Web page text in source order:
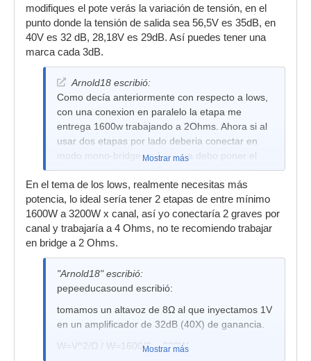
modifiques el pote verás la variación de tensión, en el
punto donde la tensión de salida sea 56,5V es 35dB, en
40V es 32 dB, 28,18V es 29dB. Así puedes tener una
marca cada 3dB.
Arnold18 escribió:
Como decía anteriormente con respecto a lows,
con una conexion en paralelo la etapa me
entrega 1600w trabajando a 2Ohms. Ahora si al
usar dos etapas por lado deberia conectar en
modo mono-bridge en la etapa debo poner el
switch en modo-bridge? pero cuanta seria su
potencia continua si trabajan a 2Ohms? ya que
QSC al no cumplir con la FTC a con 2Ohm, no lo
indica...
Pues en otro foro se meciona
Mostrar más
En el tema de los lows, realmente necesitas más
potencia, lo ideal sería tener 2 etapas de entre mínimo
1600W a 3200W x canal, así yo conectaría 2 graves por
canal y trabajaría a 4 Ohms, no te recomiendo trabajar
en bridge a 2 Ohms.
"Arnold18" escribió:
pepeeducasound escribió:
tomamos un altavoz de 8Ω al que inyectamos 1V
en un amplificador de 32dB (40X) de ganancia.
W=V^2/Ω / W=1600/8 = 200W
Mostrar más